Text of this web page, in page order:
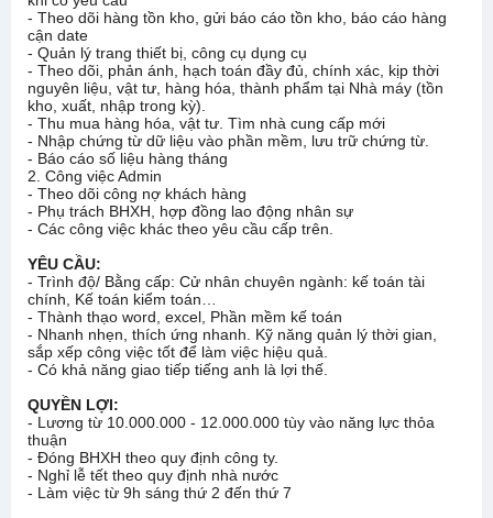
- Theo dõi hàng tồn kho, gửi báo cáo tồn kho, báo cáo hàng
cận date
- Quản lý trang thiết bị, công cụ dụng cụ
- Theo dõi, phản ánh, hạch toán đầy đủ, chính xác, kịp thời
nguyên liệu, vật tư, hàng hóa, thành phẩm tại Nhà máy (tồn
kho, xuất, nhập trong kỳ).
- Thu mua hàng hóa, vật tư. Tìm nhà cung cấp mới
- Nhập chứng từ dữ liệu vào phần mềm, lưu trữ chứng từ.
- Báo cáo số liệu hàng tháng
2. Công việc Admin
- Theo dõi công nợ khách hàng
- Phụ trách BHXH, hợp đồng lao động nhân sự
- Các công việc khác theo yêu cầu cấp trên.
YÊU CẦU:
- Trình độ/ Bằng cấp: Cử nhân chuyên ngành: kế toán tài
chính, Kế toán kiểm toán…
- Thành thạo word, excel, Phần mềm kế toán
- Nhanh nhẹn, thích ứng nhanh. Kỹ năng quản lý thời gian,
sắp xếp công việc tốt để làm việc hiệu quả.
- Có khả năng giao tiếp tiếng anh là lợi thế.
QUYỀN LỢI:
- Lương từ 10.000.000 - 12.000.000 tùy vào năng lực thỏa
thuận
- Đóng BHXH theo quy định công ty.
- Nghỉ lễ tết theo quy định nhà nước
- Làm việc từ 9h sáng thứ 2 đến thứ 7